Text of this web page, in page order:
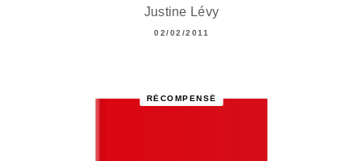
Justine Lévy
02/02/2011
RÉCOMPENSÉ